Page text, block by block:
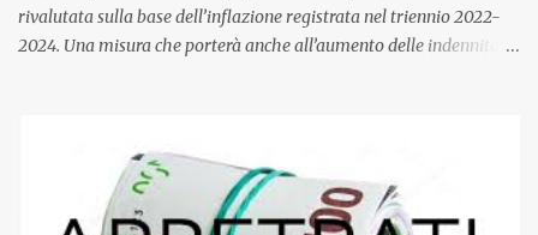
rivalutata sulla base dell’inflazione registrata nel triennio 2022-
2024. Una misura che porterà anche all’aumento delle indennità di
dedicato alle donne vittime di violenza di genere, in linea con la
normativa nazionale e con l’obiettivo di offrire maggiore tutela e
supporto in situazioni delicate. L’indennità provinciale per i docenti